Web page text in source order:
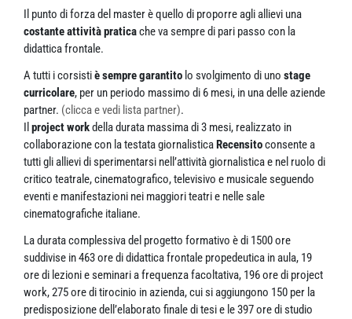
Il punto di forza del master è quello di proporre agli allievi una
costante attività praticache va sempre di pari passo con la
didattica frontale.
A tutti i corsistiè sempre garantito lo svolgimento di uno stage
curricolare, per un periodo massimo di 6 mesi, in una delle aziende
partner. (clicca e vedi lista partner).
Il project workdella durata massima di 3 mesi, realizzato in
collaborazione con la testata giornalisticaRecensitoconsente a
tutti gli allievi di sperimentarsi nell’attività giornalistica e nel ruolo di
critico teatrale, cinematografico, televisivo e musicale seguendo
eventi e manifestazioni nei maggiori teatri e nelle sale
cinematografiche italiane.
La durata complessiva del progetto formativo è di 1500 ore
suddivise in 463 ore di didattica frontale propedeutica in aula, 19
ore di lezioni e seminari a frequenza facoltativa, 196 ore di project
work, 275 ore di tirocinio in azienda, cui si aggiungono 150 per la
predisposizione dell’elaborato finale di tesi e le 397 ore di studio